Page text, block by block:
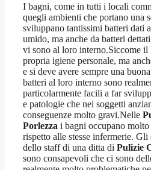
I bagni, come in tutti i locali
quegli ambienti che portano una
sviluppano tantissimi batteri dati
umido, ma anche da batteri
vi sono al loro interno.Siccome il
propria igiene personale, ma
e si deve avere sempre una
batteri al loro interno sono
particolarmente facili a far
e patologie che nei soggetti
conseguenze molto gravi.Nelle
Porlezza i bagni occupano
rispetto alle stesse infermerie.
dello staff di una ditta di Pulizie
sono consapevoli che ci sono